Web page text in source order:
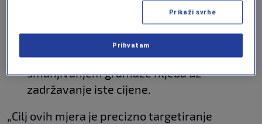
novina je određivanje cijene pekarskih
proizvoda po kilogramu. Ovim se staje u
kraj dosadašnjoj praksi gdje su
proizvođači prikriveno dizali cijene
smanjivanjem gramaže hljeba uz
zadržavanje iste cijene.
„Cilj ovih mjera je precizno targetiranje
Prikaži svrhe
Prihvatam